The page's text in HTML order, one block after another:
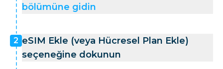
bölümüne gidin
2 eSIM Ekle (veya Hücresel Plan Ekle)
seçeneğine dokunun